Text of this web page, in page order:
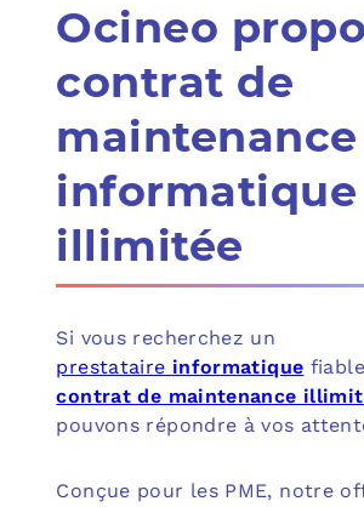
Ocineo
contrat de
maintenance
informatique
illimitée
Si vous recherchez un
prestataire informatique
contrat de maintenance
pouvons répondre à vos
Conçue pour les PME, notre